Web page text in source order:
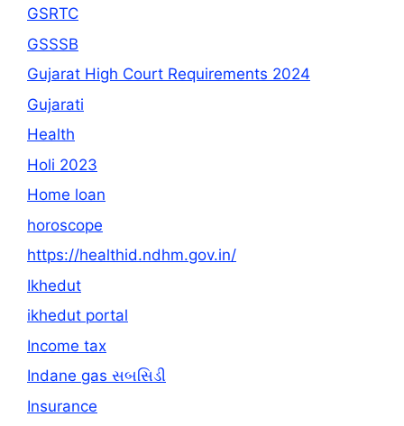
GSRTC
GSSSB
Gujarat High Court Requirements 2024
Gujarati
Health
Holi 2023
Home loan
horoscope
https://healthid.ndhm.gov.in/
Ikhedut
ikhedut portal
Income tax
Indane gas સબસિડી
Insurance